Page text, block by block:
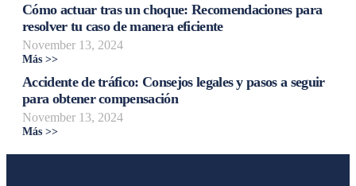
Cómo actuar tras un choque: Recomendaciones para
resolver tu caso de manera eficiente
November 13, 2024
Más >>
Accidente de tráfico: Consejos legales y pasos a seguir
para obtener compensación
November 13, 2024
Más >>